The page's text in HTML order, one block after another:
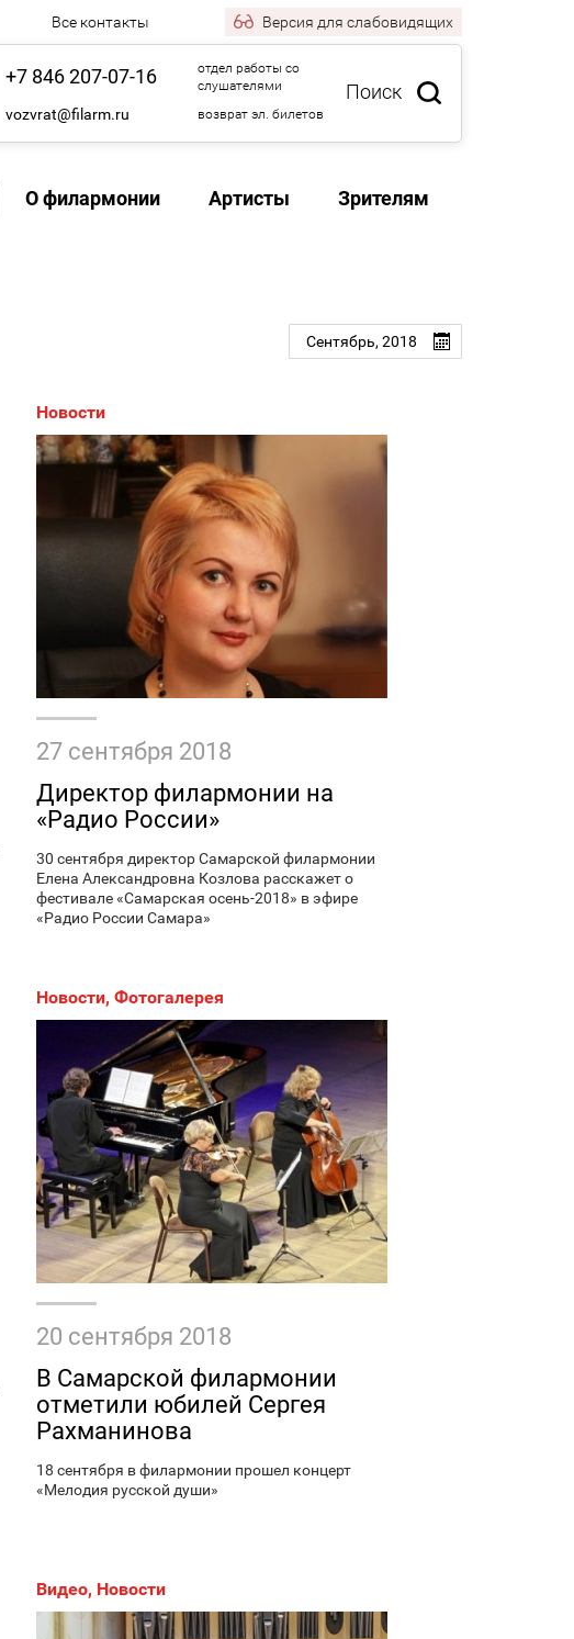
Все контакты Версия для слабовидящих
Поиск
+7 846 207-07-16
отдел работы со
слушателями
vozvrat@filarm.ru возврат эл. билетов
О филармонии Артисты Зрителям
Сентябрь, 2018
Новости
27 сентября 2018
Директор филармонии на
«Радио России»
30 сентября директор Самарской филармонии
Елена Александровна Козлова расскажет о
фестивале «Самарская осень-2018» в эфире
«Радио России Самара»
Новости,Фотогалерея
20 сентября 2018
В Самарской филармонии
отметили юбилей Сергея
Рахманинова
18 сентября в филармонии прошел концерт
«Мелодия русской души»
Видео, Новости